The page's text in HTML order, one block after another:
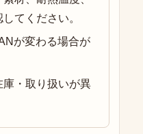
てください。
が変わる場合が
庫・取り扱いが異